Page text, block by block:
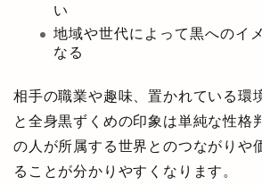
い
地域や世代によって黒へのイ
なる
相手の職業や趣味、置かれている環
と全身黒ずくめの印象は単純な性格
の人が所属する世界とのつながりや
ることが分かりやすくなります。